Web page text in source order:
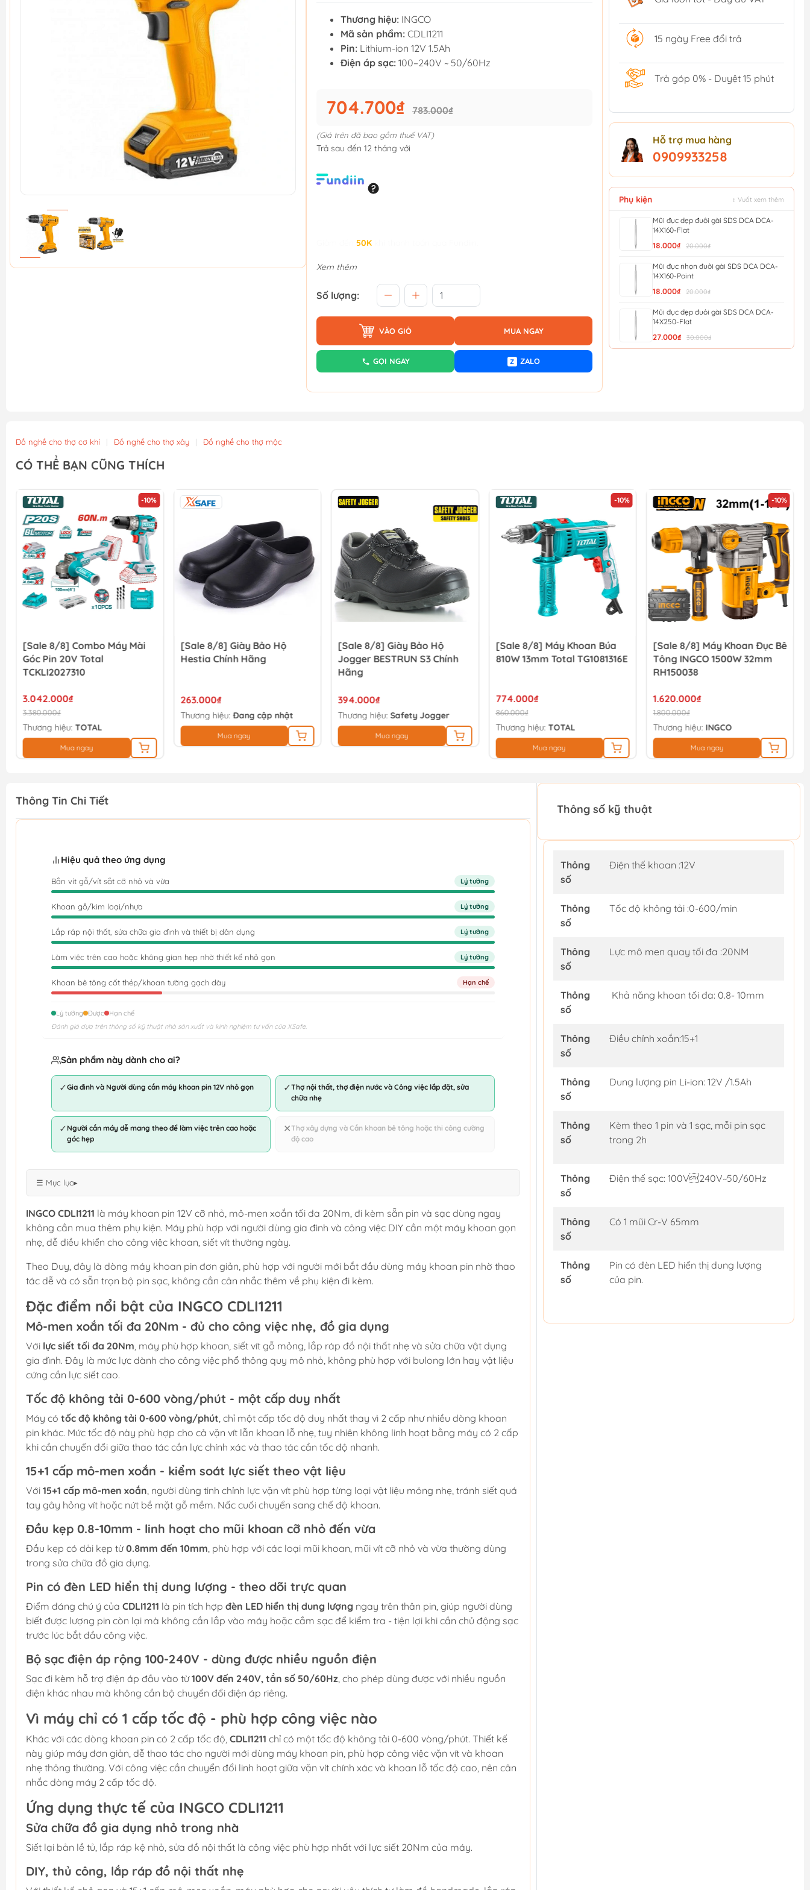
Thương hiệu: INGCO
Mã sản phẩm: CDLI1211
Pin: Lithium-ion 12V 1.5Ah
Điện áp sạc: 100–240V ~ 50/60Hz
704.700₫ 783.000₫
(Giá trên đã bao gồm thuế VAT)
Trả sau đến 12 tháng với
50K
Xem thêm
Số lượng:
VÀO GIỎ MUA NGAY
GỌI NGAY Z ZALO
15 ngày Free đổi trả
Trả góp 0% - Duyệt 15 phút
Hỗ trợ mua hàng
0909933258
Phụ kiện ↕ Vuốt xem thêm
Mũi đục dẹp đuôi gài SDS DCA DCA-
14X160-Flat
18.000₫ 20.000₫
Mũi đục nhọn đuôi gài SDS DCA DCA-
14X160-Point
18.000₫ 20.000₫
Mũi đục dẹp đuôi gài SDS DCA DCA-
14X250-Flat
27.000₫ 30.000₫
Đồ nghề cho thợ cơ khí | Đồ nghề cho thợ xây | Đồ nghề cho thợ mộc
CÓ THỂ BẠN CŨNG THÍCH
-10%
[Sale 8/8] Combo Máy Mài
Góc Pin 20V Total
TCKLI2027310
3.042.000₫
3.380.000₫
Thương hiệu: TOTAL
Mua ngay
[Sale 8/8] Giày Bảo Hộ
Hestia Chính Hãng
263.000₫
Thương hiệu:Đang cập nhật
Mua ngay
[Sale 8/8] Giày Bảo Hộ
Jogger BESTRUN S3 Chính
Hãng
394.000₫
Thương hiệu: Safety Jogger
Mua ngay
-10%
[Sale 8/8] Máy Khoan Búa
810W 13mm Total TG1081316E
774.000₫
860.000₫
Thương hiệu: TOTAL
Mua ngay
-10%
[Sale 8/8] Máy Khoan Đục Bê
Tông INGCO 1500W 32mm
RH150038
1.620.000₫
1.800.000₫
Thương hiệu: INGCO
Mua ngay
Thông Tin Chi Tiết
Hiệu quả theo ứng dụng
Bắn vít gỗ/vít sắt cỡ nhỏ và vừa Lý tưởng
Khoan gỗ/kim loại/nhựa Lý tưởng
Lắp ráp nội thất, sửa chữa gia đình và thiết bị dân dụng Lý tưởng
Làm việc trên cao hoặc không gian hẹp nhờ thiết kế nhỏ gọn Lý tưởng
Khoan bê tông cốt thép/khoan tường gạch dày Hạn chế
Lý tưởng Được
Hạn chế
Đánh giá dựa trên thông số kỹ thuật nhà sản xuất và kinh nghiệm tư vấn của XSafe.
Sản phẩm này dành cho ai?
✓Gia đình và Người dùng cần máy khoan pin 12V nhỏ gọn ✓Thợ nội thất, thợ điện nước và Công việc lắp đặt, sửa
chữa nhẹ
✓ Người cần máy dễ mang theo để làm việc trên cao hoặc
góc hẹp
✕Thợ xây dựng và Cần khoan bê tông hoặc thi công cường
độ cao
☰ Mục lục▸
INGCO CDLI1211 là máy khoan pin 12V cỡ nhỏ, mô-men xoắn tối đa 20Nm, đi kèm sẵn pin và sạc dùng ngay
không cần mua thêm phụ kiện. Máy phù hợp với người dùng gia đình và công việc DIY cần một máy khoan gọn
nhẹ, dễ điều khiển cho công việc khoan, siết vít thường ngày.
Theo Duy, đây là dòng máy khoan pin đơn giản, phù hợp với người mới bắt đầu dùng máy khoan pin nhờ thao
tác dễ và có sẵn trọn bộ pin sạc, không cần cân nhắc thêm về phụ kiện đi kèm.
Đặc điểm nổi bật của INGCO CDLI1211
Mô-men xoắn tối đa 20Nm - đủ cho công việc nhẹ, đồ gia dụng
Với lực siết tối đa 20Nm, máy phù hợp khoan, siết vít gỗ mỏng, lắp ráp đồ nội thất nhẹ và sửa chữa vật dụng
gia đình. Đây là mức lực dành cho công việc phổ thông quy mô nhỏ, không phù hợp với bulong lớn hay vật liệu
cứng cần lực siết cao.
Tốc độ không tải 0-600 vòng/phút - một cấp duy nhất
Máy có tốc độ không tải 0-600 vòng/phút, chỉ một cấp tốc độ duy nhất thay vì 2 cấp như nhiều dòng khoan
pin khác. Mức tốc độ này phù hợp cho cả vặn vít lẫn khoan lỗ nhẹ, tuy nhiên không linh hoạt bằng máy có 2 cấp
khi cần chuyển đổi giữa thao tác cần lực chính xác và thao tác cần tốc độ nhanh.
15+1 cấp mô-men xoắn - kiểm soát lực siết theo vật liệu
Với 15+1 cấp mô-men xoắn, người dùng tinh chỉnh lực vặn vít phù hợp từng loại vật liệu mỏng nhẹ, tránh siết quá
tay gây hỏng vít hoặc nứt bề mặt gỗ mềm. Nấc cuối chuyển sang chế độ khoan.
Đầu kẹp 0.8-10mm - linh hoạt cho mũi khoan cỡ nhỏ đến vừa
Đầu kẹp có dải kẹp từ0.8mm đến 10mm, phù hợp với các loại mũi khoan, mũi vít cỡ nhỏ và vừa thường dùng
trong sửa chữa đồ gia dụng.
Pin có đèn LED hiển thị dung lượng - theo dõi trực quan
Điểm đáng chú ý của CDLI1211 là pin tích hợp đèn LED hiển thị dung lượng ngay trên thân pin, giúp người dùng
biết được lượng pin còn lại mà không cần lắp vào máy hoặc cắm sạc để kiểm tra - tiện lợi khi cần chủ động sạc
trước lúc bắt đầu công việc.
Bộ sạc điện áp rộng 100-240V - dùng được nhiều nguồn điện
Sạc đi kèm hỗ trợ điện áp đầu vào từ100V đến 240V, tần số 50/60Hz, cho phép dùng được với nhiều nguồn
điện khác nhau mà không cần bộ chuyển đổi điện áp riêng.
Vì máy chỉ có 1 cấp tốc độ - phù hợp công việc nào
Khác với các dòng khoan pin có 2 cấp tốc độ, CDLI1211 chỉ có một tốc độ không tải 0-600 vòng/phút. Thiết kế
này giúp máy đơn giản, dễ thao tác cho người mới dùng máy khoan pin, phù hợp công việc vặn vít và khoan
nhẹ thông thường. Với công việc cần chuyển đổi linh hoạt giữa vặn vít chính xác và khoan lỗ tốc độ cao, nên cân
nhắc dòng máy 2 cấp tốc độ.
Ứng dụng thực tế của INGCO CDLI1211
Sửa chữa đồ gia dụng nhỏ trong nhà
Siết lại bản lề tủ, lắp ráp kệ nhỏ, sửa đồ nội thất là công việc phù hợp nhất với lực siết 20Nm của máy.
DIY, thủ công, lắp ráp đồ nội thất nhẹ
Thông số kỹ thuật
Thông
số
Điện thế khoan :12V
Thông
số
Tốc độ không tải :0-600/min
Thông
số
Lực mô men quay tối đa :20NM
Thông
số
Khả năng khoan tối đa: 0.8- 10mm
Thông
số
Điều chỉnh xoắn:15+1
Thông
số
Dung lượng pin Li-ion: 12V /1.5Ah
Thông
số
Kèm theo 1 pin và 1 sạc, mỗi pin sạc
trong 2h
Thông
số
Điện thế sạc: 100V240V~50/60Hz
Thông
số
Có 1 mũi Cr-V 65mm
Thông
số
Pin có đèn LED hiển thị dung lượng
của pin.